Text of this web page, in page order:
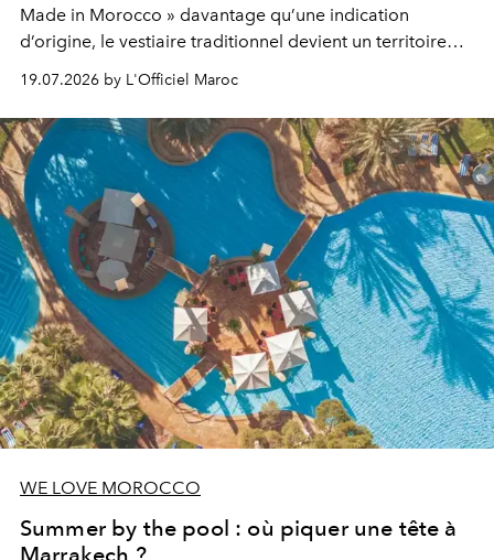
Made in Morocco » davantage qu’une indication
d’origine, le vestiaire traditionnel devient un territoire
d’expérimentation. Avec Néo Beldi, Diamantine en
révise les proportions et les usages pour l’inscrire dans
le quotidien contemporain, sans effacer la culture du
vêtement dont il procède.
19.07.2026 by L'Officiel Maroc
WE LOVE MOROCCO
Summer by the pool : où piquer une tête à
Marrakech ?